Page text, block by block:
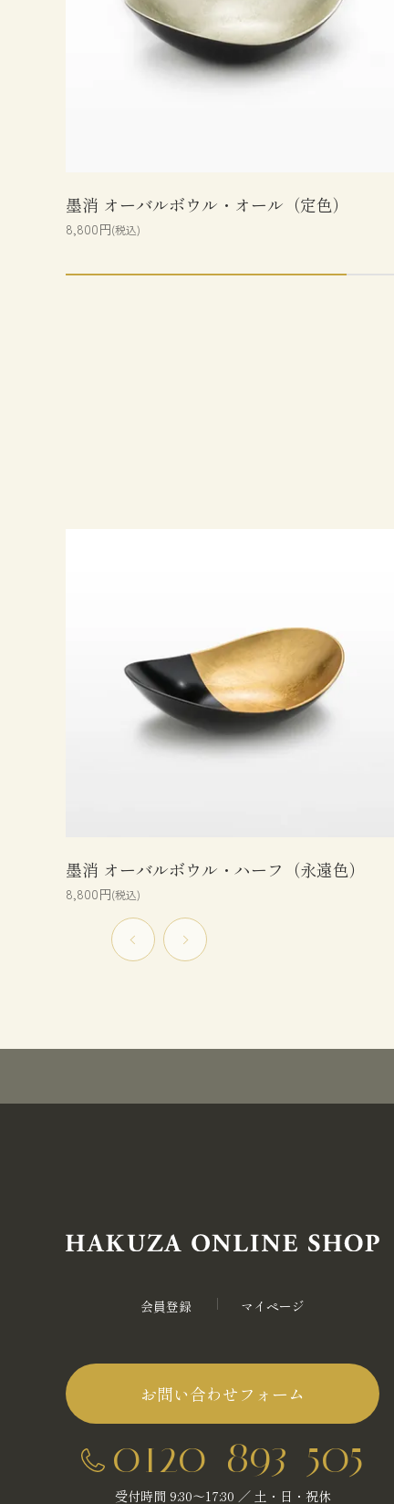
墨消 オーバルボウル・オール（定色）
8,800円(税込)
墨消 オーバルボウル・ハーフ（永遠色）
8,800円(税込)
会員登録 マイページ
お問い合わせフォーム
0120-893-505
受付時間 9:30～17:30 ／ 土・日・祝休